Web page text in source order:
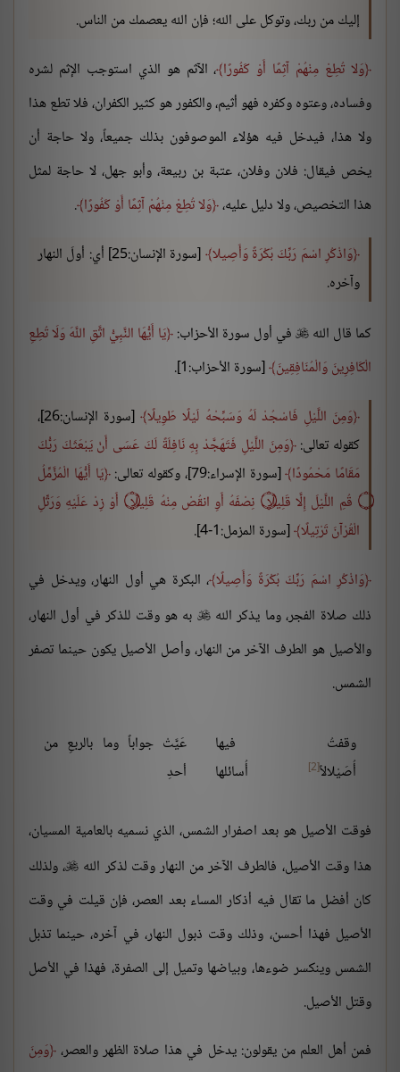
إليك من ربك، وتوكل على الله؛ فإن الله يعصمك من الناس.
وَلا تُطِعْ مِنْهُمْ آثِمًا أَوْ كَفُورًا ، الآثم هو الذي استوجب الإثم لشره
وفساده، وعتوه وكفره فهو أثيم، والكفور هو كثير الكفران، فلا تطع هذا
ولا هذا، فيدخل فيه هؤلاء الموصوفون بذلك جميعاً، ولا حاجة أن
يخص فيقال: فلان وفلان، عتبة بن ربيعة، وأبو جهل، لا حاجة لمثل
هذا التخصيص، ولا دليل عليه، وَلا تُطِعْ مِنْهُمْ آثِمًا أَوْ كَفُورًا .
وَاذْكُرِ اسْمَ رَبِّكَ بُكْرَةً وَأَصِيلا
[سورة الإنسان:25] أي: أولَ النهار
وآخره.
كما قال الله  في أول سورة الأحزاب: يَا أَيُّهَا النَّبِيُّ اتَّقِ اللَّهَ وَلَا تُطِعِ
الْكَافِرِينَ وَالْمُنَافِقِينَ [سورة الأحزاب:1].
وَمِنَ اللَّيْلِ فَاسْجُدْ لَهُ وَسَبِّحْهُ لَيْلًا طَوِيلًا
[سورة الإنسان:26]،
كقوله تعالى: وَمِنَ اللَّيْلِ فَتَهَجَّدْ بِهِ نَافِلَةً لَكَ عَسَى أَنْ يَبْعَثَكَ رَبُّكَ
مَقَامًا مَحْمُودًا [سورة الإسراء:79]، وكقوله تعالى:
يَا أَيُّهَا الْمُزَّمِّلُ
۝ قُمِ اللَّيْلَ إِلَّا قَلِيلًا ۝ نِصْفَهُ أَوِ انقُصْ مِنْهُ قَلِيلًا ۝ أَوْ زِدْ عَلَيْهِ وَرَتِّلِ
الْقُرْآنَ تَرْتِيلًا [سورة المزمل:1-4].
وَاذْكُرِ اسْمَ رَبِّكَ بُكْرَةً وَأَصِيلًا ، البكرة هي أول النهار، ويدخل في
ذلك صلاة الفجر، وما يذكر الله به هو وقت للذكر في أول النهار،
والأصيل هو الطرف الآخر من النهار، وأصل الأصيل يكون حينما تصفر
الشمس.
وقفتُ فيها
أُصَيْلالاً[2] أُسائلها
عَيَّتْ جواباً وما بالربعِ من
أحدِ
فوقت الأصيل هو بعد اصفرار الشمس، الذي نسميه بالعامية المسيان،
هذا وقت الأصيل، فالطرف الآخر من النهار وقت لذكر الله ، ولذلك
كان أفضل ما تقال فيه أذكار المساء بعد العصر، فإن قيلت في وقت
الأصيل فهذا أحسن، وذلك وقت ذبول النهار، في آخره، حينما تذبل
الشمس وينكسر ضوءها، وبياضها وتميل إلى الصفرة، فهذا في الأصل
وقتل الأصيل.
فمن أهل العلم من يقولون: يدخل في هذا صلاة الظهر والعصر، وَمِنَ